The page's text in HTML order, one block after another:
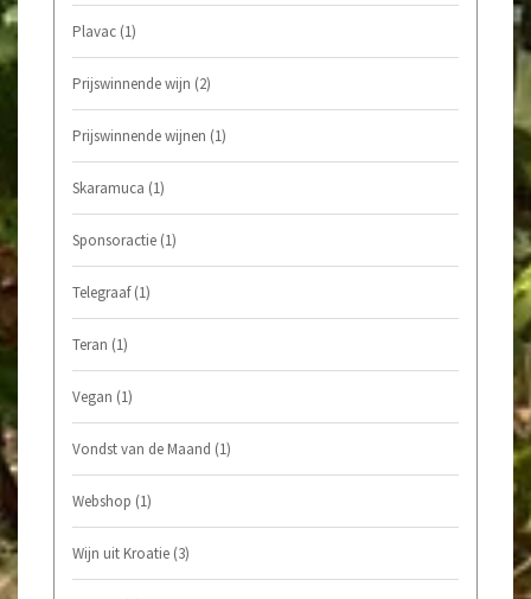
Plavac (1)
Prijswinnende wijn (2)
Prijswinnende wijnen (1)
Skaramuca (1)
Sponsoractie (1)
Telegraaf(1)
Teran (1)
Vegan (1)
Vondst van de Maand (1)
Webshop (1)
Wijn uit Kroatie (3)